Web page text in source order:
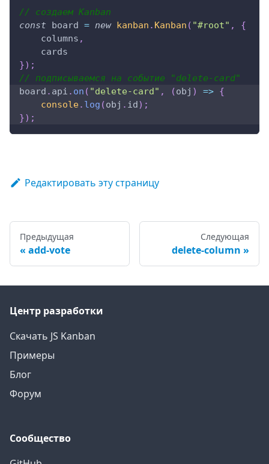
// создаем Kanban
const board = new kanban . Kanban ( "#root" ,
{
    columns
,
    cards
}) ;
// подписываемся на событие "delete-card"
board . api . on ( "delete-card" , (obj ) => {
console. log (obj . id) ;
}) ;
Редактировать эту страницу
Предыдущая
add-vote
Следующая
delete-column
Центр разработки
Скачать JS Kanban
Примеры
Блог
Форум
Сообщество